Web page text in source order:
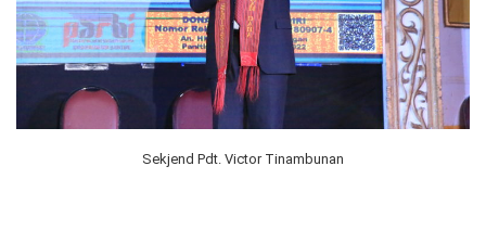
Sekjend Pdt. Victor Tinambunan